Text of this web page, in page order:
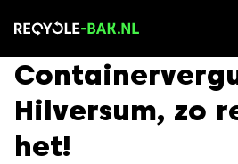
naar
Hilversum, zo
het!